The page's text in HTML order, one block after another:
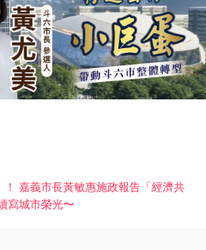
嘉義市長黃敏惠施政報告「經濟共
寫城市榮光〜